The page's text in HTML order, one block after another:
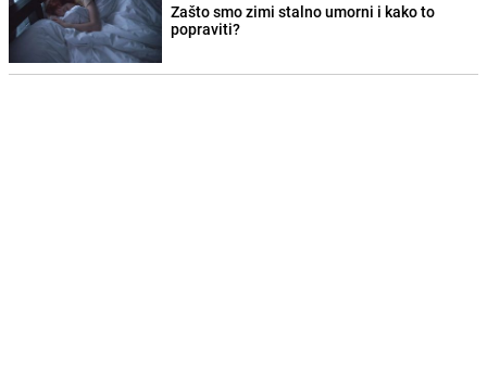
Zašto smo zimi stalno umorni i kako to
popraviti?